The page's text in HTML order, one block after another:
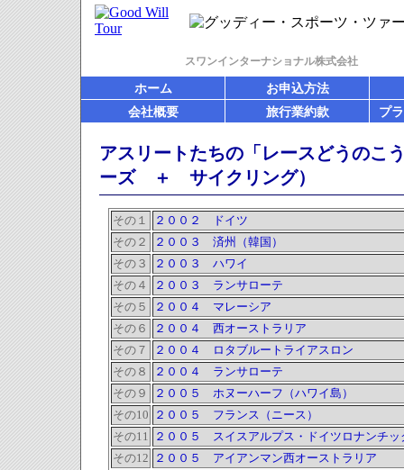
スワンインターナショナル株式会社
ホーム
お申込方法
会社概要
旅行業約款 プ
アスリートたちの「レースどうのこ
ーズ ＋ サイクリング）
その１
２００２ ドイツ
その２
２００３ 済州（韓国）
その３
２００３ ハワイ
その４
２００３ ランサローテ
その５
２００４ マレーシア
その６
２００４ 西オーストラリア
その７
２００４ ロタブルートライアスロン
その８
２００４ ランサローテ
その９
２００５ ホヌーハーフ（ハワイ島）
その10
２００５ フランス（ニース）
その11
２００５ スイスアルプス・ドイツロナンチッ
その12
２００５ アイアンマン西オーストラリア